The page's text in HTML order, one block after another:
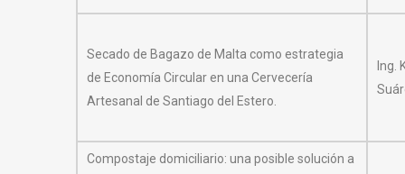
Secado de Bagazo de Malta como estrategia
de Economía Circular en una Cervecería
Artesanal de Santiago del Estero.
Ing.
Compostaje domiciliario: una posible solución a